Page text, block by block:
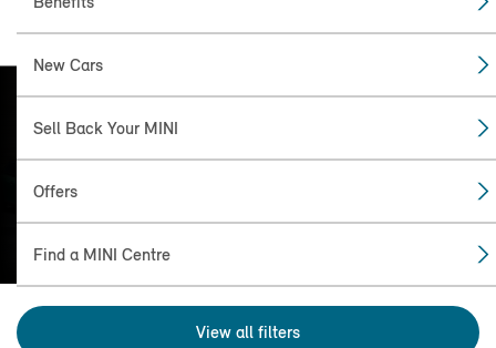
New Cars
Sell Back Your MINI
Offers
Find a MINI Centre
FIND THE
MINI FOR YOU
View all filters